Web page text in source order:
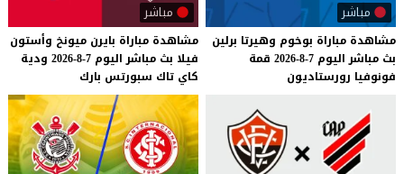
مباشر
مشاهدة مباراة بوخوم وهيرتا برلين
بث مباشر اليوم 7-8-2026
قمة
فونوفيا رورستاديون
مباشر
مشاهدة مباراة بايرن ميونخ وأستون
فيلا بث مباشر اليوم 7-8-2026
ودية
كاي تاك سبورتس بارك